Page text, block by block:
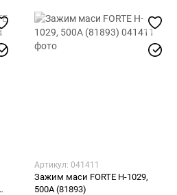
Артикул: 041411
Зажим маси FORTE H-1029,
500А (81893)